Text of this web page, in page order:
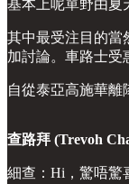
基本上呢單野由夏
其中最受注目的當
加討論。車路士受
自從泰亞高施華離
查路拜 (Trevoh
細查：Hi，驚唔驚